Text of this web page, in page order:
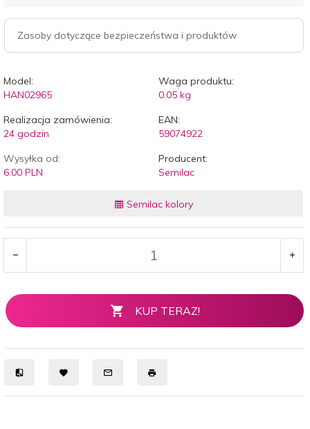
Zasoby dotyczące bezpieczeństwa i produktów
Model:
HAN02965
Waga produktu:
0.05 kg
Realizacja zamówienia:
24 godzin
EAN:
59074922
Wysyłka od:
6.00 PLN
Producent:
Semilac
Semilac kolory
KUP TERAZ!